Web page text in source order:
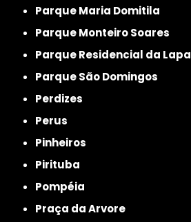
Parque Maria Domitila
Parque Monteiro Soares
Parque Residencial da Lapa
Parque São Domingos
Perdizes
Perus
Pinheiros
Pirituba
Pompéia
Praça da Arvore